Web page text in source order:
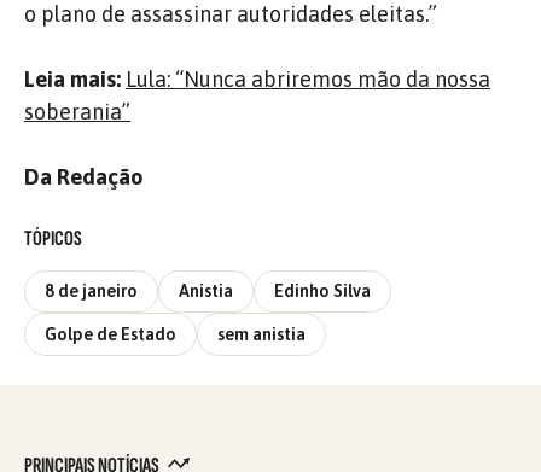
o plano de assassinar autoridades eleitas.”
Leia mais: Lula: “Nunca abriremos mão da nossa
soberania”
Da Redação
TÓPICOS
8 de janeiro Anistia Edinho Silva
Golpe de Estado sem anistia
PRINCIPAIS NOTÍCIAS